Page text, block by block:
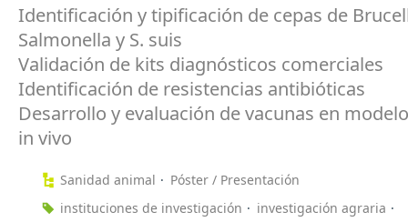
Identificación y tipificación de cepas de
Salmonella y S. suis
Validación de kits diagnósticos comerciales
Identificación de resistencias antibióticas
Desarrollo y evaluación de vacunas en
in vivo
Sanidad animal
Póster / Presentación
instituciones de investigación
investigación agraria